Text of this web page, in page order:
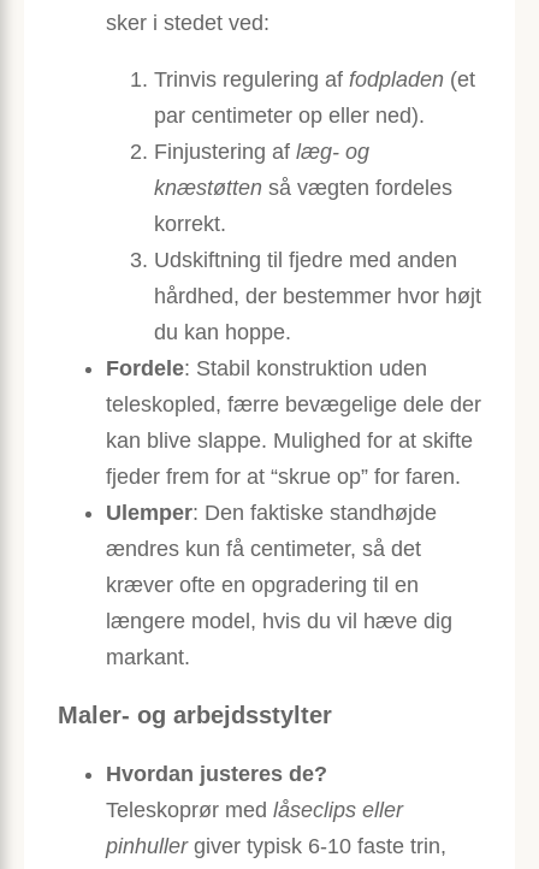
sker i stedet ved:
Trinvis regulering af fodpladen (et
par centimeter op eller ned).
Finjustering af læg- og
knæstøtten så vægten fordeles
korrekt.
Udskiftning til fjedre med anden
hårdhed, der bestemmer hvor højt
du kan hoppe.
Fordele: Stabil konstruktion uden
teleskopled, færre bevægelige dele der
kan blive slappe. Mulighed for at skifte
fjeder frem for at “skrue op” for faren.
Ulemper: Den faktiske standhøjde
ændres kun få centimeter, så det
kræver ofte en opgradering til en
længere model, hvis du vil hæve dig
markant.
Maler- og arbejdsstylter
Hvordan justeres de?
Teleskoprør med låseclips eller
pinhullergiver typisk 6-10 faste trin,